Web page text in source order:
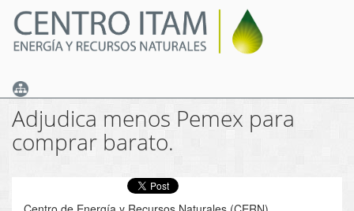
Skip
main
content
Adjudica menos Pemex para
comprar barato.